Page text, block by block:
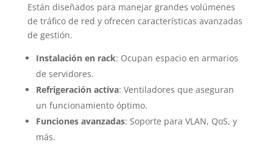
Están diseñados para manejar grandes volúmenes
de tráfico de red y ofrecen características avanzadas
de gestión.
Instalación en rack: Ocupan espacio en armarios
de servidores.
Refrigeración activa: Ventiladores que aseguran
un funcionamiento óptimo.
Funciones avanzadas: Soporte para VLAN, QoS, y
más.